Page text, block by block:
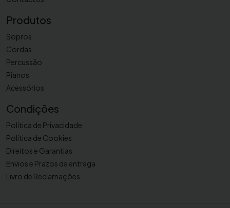
b
r
a
Produtos
Sopros
Cordas
Percussão
Pianos
Acessórios
Condições
Política de Privacidade
Política de Cookies
Direitos e Garantias
Envios e Prazos de entrega
Livro de Reclamações